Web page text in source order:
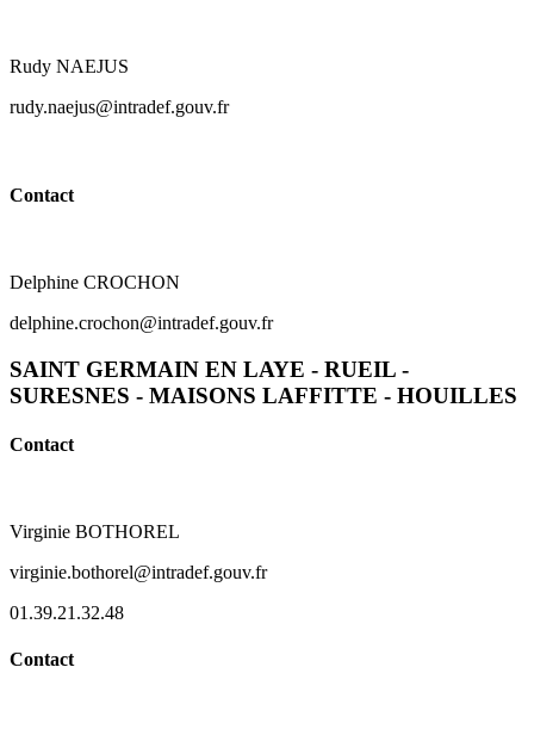
Rudy NAEJUS
rudy.naejus@intradef.gouv.fr
Contact
Delphine CROCHON
delphine.crochon@intradef.gouv.fr
SAINT GERMAIN EN LAYE - RUEIL -
SURESNES - MAISONS LAFFITTE - HOUILLES
Contact
Virginie BOTHOREL
virginie.bothorel@intradef.gouv.fr
01.39.21.32.48
Contact